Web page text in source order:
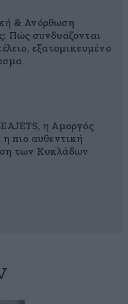
& Ανόρθωση
Πώς συνδυάζονται
εξατομικευμένο
η Αμοργός
η πιο αυθεντική
των Κυκλάδων